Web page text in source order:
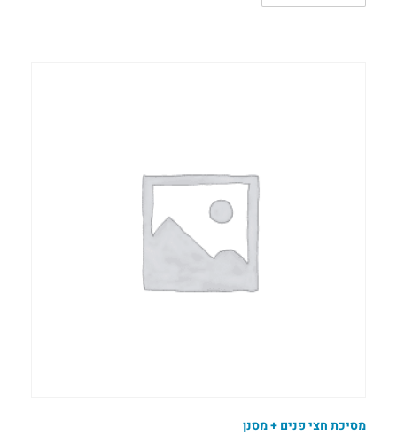
מסיכת חצי פנים + מסנן